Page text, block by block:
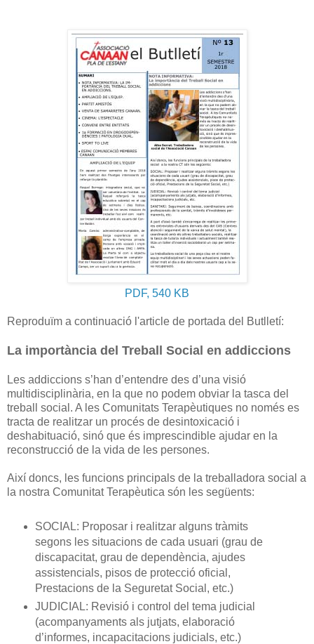
PDF, 540 KB
Reproduïm a continuació l'article de portada del Butlletí:
La importància del Treball Social en addiccions
Les addiccions s’han d’entendre des d’una visió
multidisciplinària, en la que no podem obviar la tasca del
treball social. A les Comunitats Terapèutiques no només es
tracta de realitzar un procés de desintoxicació i
deshabituació, sinó que és imprescindible ajudar en la
reconstrucció de la vida de les persones.
Així doncs, les funcions principals de la treballadora social a
la nostra Comunitat Terapèutica són les següents:
SOCIAL: Proposar i realitzar alguns tràmits
segons les situacions de cada usuari (grau de
discapacitat, grau de dependència, ajudes
assistencials, pisos de protecció oficial,
Prestacions de la Seguretat Social, etc.)
JUDICIAL: Revisió i control del tema judicial
(acompanyaments als jutjats, elaboració
d’informes, incapacitacions judicials, etc.)